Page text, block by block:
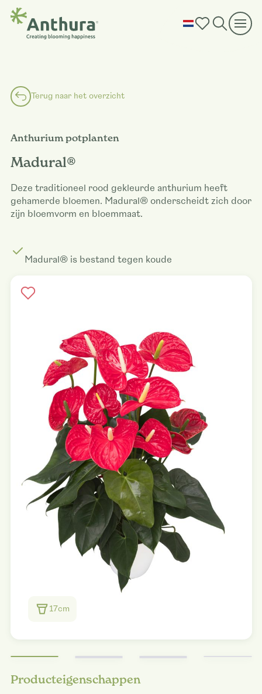
Terug naar het overzicht
Anthurium potplanten
Madural®
Deze traditioneel rood gekleurde anthurium heeft
gehamerde bloemen. Madural® onderscheidt zich door
zijn bloemvorm en bloemmaat.
Madural® is bestand tegen koude
17cm
Producteigenschappen